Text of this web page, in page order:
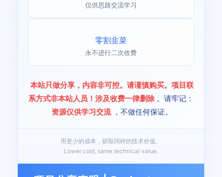
仅供思路交流学习
零割韭菜
永不进行二次收费
本站只做分享，内容非可控。请谨慎购买。项目联
系方式非本站人员！涉及收费一律删除 。请牢记：
资源仅供学习交流 ，不做任何保证。
用更少的成本，获取同样的技术价值。
Lower cost, same technical value.